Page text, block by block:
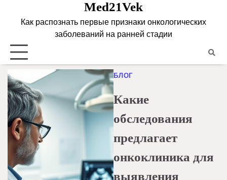
Med21Vek
Как распознать первые признаки онкологических
заболеваний на ранней стадии
БЛОГ
Какие
обследования
предлагает
онкоклиника для
выявления